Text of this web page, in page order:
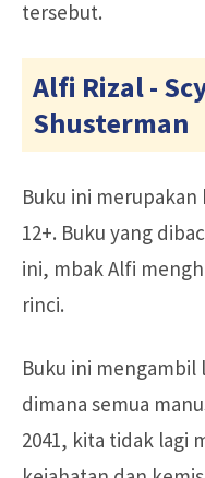
tersebut.
Alfi Rizal -
Shusterman
Buku ini
12+. Buku yang
ini, mbak Alfi
rinci.
Buku ini
dimana semua
2041, kita tidak lagi